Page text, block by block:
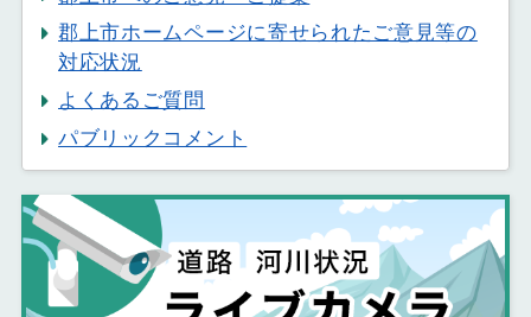
郡上市ホームページに寄せられたご意見等の
対応状況
よくあるご質問
パブリックコメント